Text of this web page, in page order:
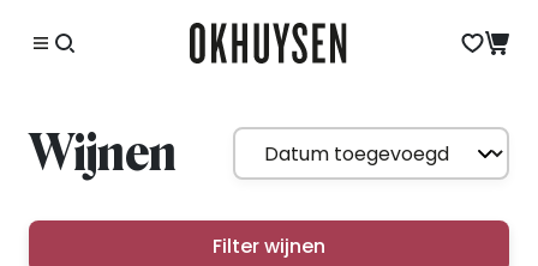
Wijnen
Filter wijnen